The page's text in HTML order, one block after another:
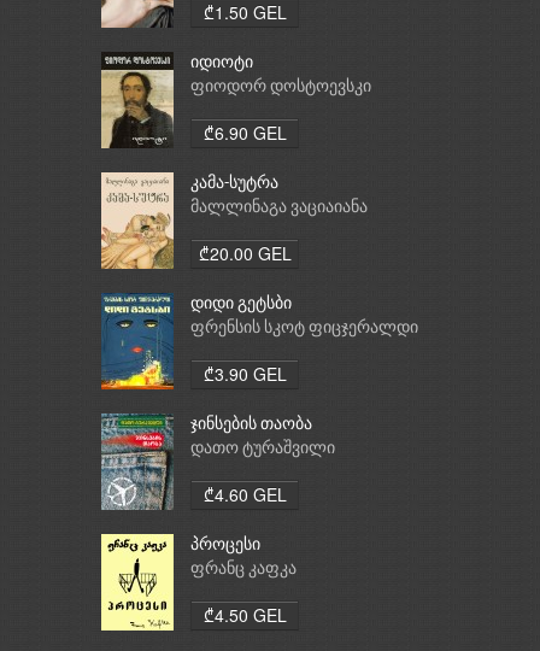
₾1.50 GEL
იდიოტი
ფიოდორ დოსტოევსკი
₾6.90 GEL
კამა-სუტრა
მალლინაგა ვაციაიანა
₾20.00 GEL
დიდი გეტსბი
ფრენსის სკოტ ფიცჯერალდი
₾3.90 GEL
ჯინსების თაობა
დათო ტურაშვილი
₾4.60 GEL
პროცესი
ფრანც კაფკა
₾4.50 GEL